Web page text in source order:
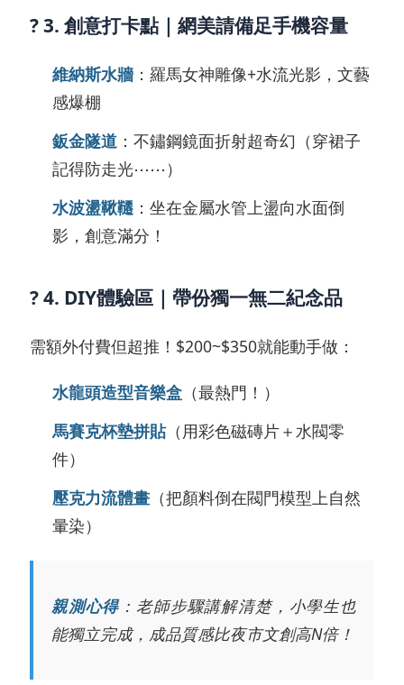
? 3. 創意打卡點｜網美請備足手機容量
維納斯水牆 ：羅馬女神雕像+水流光影，文藝
感爆棚
鈑金隧道 ：不鏽鋼鏡面折射超奇幻（穿裙子
記得防走光⋯⋯）
水波盪鞦韆 ：坐在金屬水管上盪向水面倒
影，創意滿分！
? 4. DIY體驗區｜帶份獨一無二紀念品
需額外付費但超推！$200~$350就能動手做：
水龍頭造型音樂盒 （最熱門！）
馬賽克杯墊拼貼（用彩色磁磚片＋水閥零
件）
壓克力流體畫 （把顏料倒在閥門模型上自然
暈染）
親測心得：老師步驟講解清楚，小學生也
能獨立完成，成品質感比夜市文創高N倍！